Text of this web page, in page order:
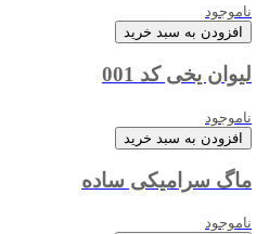
ناموجود
افزودن به سبد خرید
لیوان یخی کد 001
ناموجود
افزودن به سبد خرید
ماگ سرامیکی ساده
ناموجود